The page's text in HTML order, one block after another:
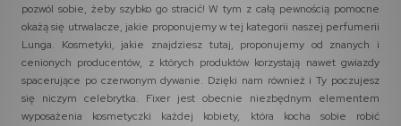
pozwól sobie, żeby szybko go stracić! W tym z całą pewnością pomocne
okażą się utrwalacze, jakie proponujemy w tej kategorii naszej perfumerii
Lunga. Kosmetyki, jakie znajdziesz tutaj, proponujemy od znanych i
cenionych producentów, z których produktów korzystają nawet gwiazdy
spacerujące po czerwonym dywanie. Dzięki nam również i Ty poczujesz
się niczym celebrytka. Fixer jest obecnie niezbędnym elementem
wyposażenia kosmetyczki każdej kobiety, która kocha sobie robić